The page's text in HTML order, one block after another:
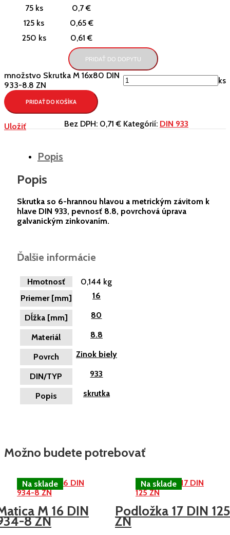
75 ks
0,7 €
125 ks
0,65 €
250 ks
0,61 €
PRIDAŤ DO DOPYTU
množstvo Skrutka M 16x80 DIN
933-8.8 ZN
ks
PRIDAŤ DO KOŠÍKA
Uložiť Bez DPH: 0,71 € Kategórií: DIN 933
Popis
Popis
Skrutka so 6-hrannou hlavou a metrickým závitom k
hlave DIN 933, pevnosť 8.8, povrchová úprava
galvanickým zinkovaním.
Ďalšie informácie
Hmotnosť
0,144 kg
Priemer [mm]
16
Dĺžka [mm] 80
Materiál 8.8
Povrch Zinok biely
DIN/TYP 933
Popis skrutka
Možno budete potrebovať
M 16 DIN
8 ZN
Podložka 17 DIN 125
ZN